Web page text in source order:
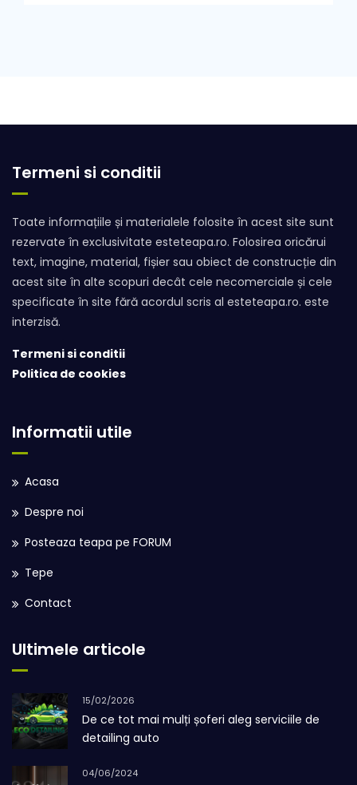
Termeni si conditii
Toate informațiile și materialele folosite în acest site sunt
rezervate în exclusivitate esteteapa.ro. Folosirea oricărui
text, imagine, material, fișier sau obiect de construcție din
acest site în alte scopuri decât cele necomerciale și cele
specificate în site fără acordul scris al esteteapa.ro. este
interzisă.
Termeni si conditii
Politica de cookies
Informatii utile
Acasa
Despre noi
Posteaza teapa pe FORUM
Tepe
Contact
Ultimele articole
15/02/2026
De ce tot mai mulți șoferi aleg serviciile de
detailing auto
04/06/2024